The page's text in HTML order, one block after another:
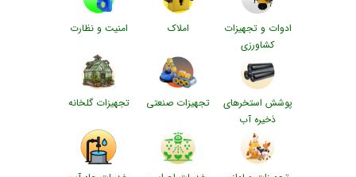
ادوات و تجهیزات
کشاورزی
املاک امنیت و نظارت
پوشش استخرهای
ذخیره آب
تجهیزات صنعتی تجهیزات گلخانه